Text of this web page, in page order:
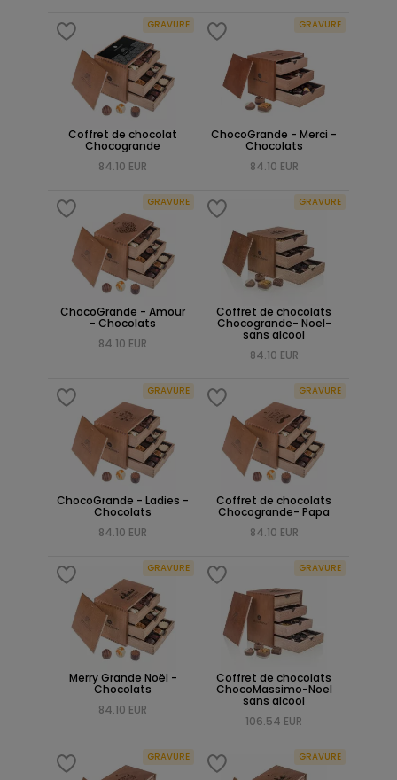
GRAVURE
Coffret de chocolat
Chocogrande
84.10 EUR
GRAVURE
ChocoGrande - Merci -
Chocolats
84.10 EUR
GRAVURE
ChocoGrande - Amour
- Chocolats
84.10 EUR
GRAVURE
Coffret de chocolats
Chocogrande- Noel-
sans alcool
84.10 EUR
GRAVURE
ChocoGrande - Ladies -
Chocolats
84.10 EUR
GRAVURE
Coffret de chocolats
Chocogrande- Papa
84.10 EUR
GRAVURE
Merry Grande Noël -
Chocolats
84.10 EUR
GRAVURE
Coffret de chocolats
ChocoMassimo-Noel
sans alcool
106.54 EUR
GRAVURE GRAVURE